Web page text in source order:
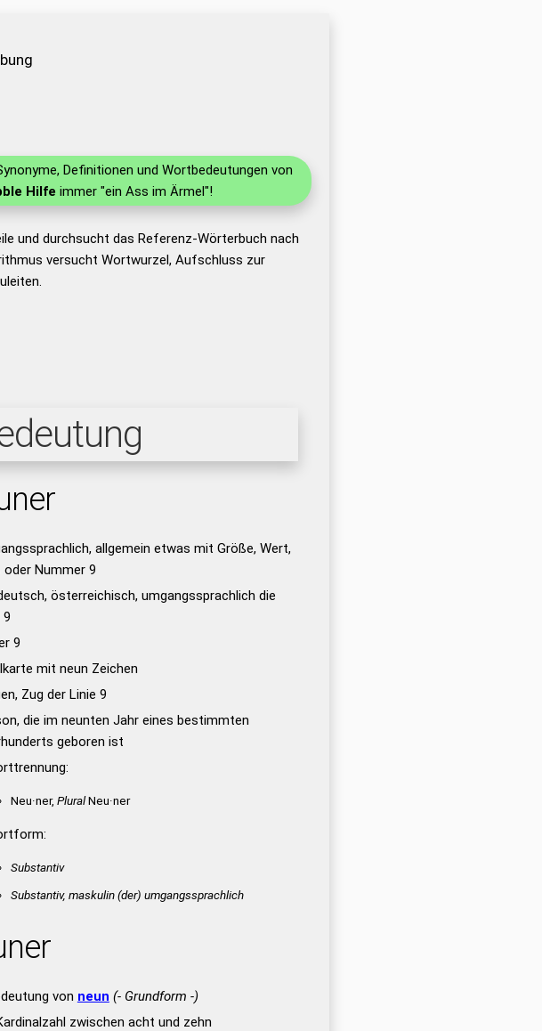
Definitionen und Wortbedeutungen von
Hilfe immer "ein Ass im Ärmel"!
und durchsucht das Referenz-Wörterbuch nach
versucht Wortwurzel, Aufschluss zur
allgemein etwas mit Größe, Wert,
oder Nummer 9
österreichisch, umgangssprachlich die
9
9
mit neun Zeichen
Zug der Linie 9
die im neunten Jahr eines bestimmten
geboren ist
Neu·ner, PluralNeu·ner
Substantiv
Substantiv, maskulin(der) umgangssprachlich
von neun (- Grundform -)
zwischen acht und zehn